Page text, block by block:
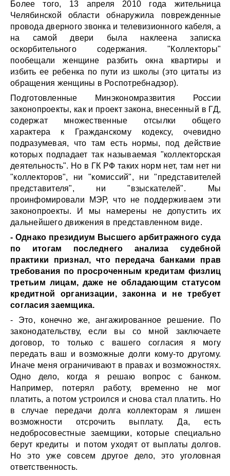
Более того, 13 апреля 2010 года жительница
Челябинской области обнаружила поврежденные
провода дверного звонка и телевизионного кабеля, а
на самой двери была наклеена записка
оскорбительного содержания. "Коллекторы"
пообещали женщине разбить окна квартиры и
избить ее ребенка по пути из школы (это цитаты из
обращения женщины в Роспотребнадзор).
Подготовленные Минэкономразвития России
законопроекты, как и проект закона, внесенный в ГД,
содержат множественные отсылки общего
характера к Гражданскому кодексу, очевидно
подразумевая, что там есть нормы, под действие
которых подпадает так называемая "коллекторская
деятельность". Но в ГК РФ таких норм нет, там нет ни
"коллекторов", ни "комиссий", ни "представителей
представителя", ни "взыскателей". Мы
проинфомировали МЭР, что не поддерживаем эти
законопроекты. И мы намерены не допустить их
дальнейшего движения в представленном виде.
- Однако президиум Высшего арбитражного суда
по итогам последнего анализа судебной
практики признал, что передача банками прав
требования по просроченным кредитам физлиц
третьим лицам, даже не обладающим статусом
кредитной организации, законна и не требует
согласия заемщика.
- Это, конечно же, ангажированное решение. По
законодательству, если вы со мной заключаете
договор, то только с вашего согласия я могу
передать ваш и возможные долги кому-то другому.
Иначе меня ограничивают в правах и возможностях.
Одно дело, когда я решаю вопрос с банком.
Например, потерял работу, временно не мог
платить, а потом устроился и снова стал платить. Но
в случае передачи долга коллекторам я лишен
возможности отсрочить выплату. Да, есть
недобросовестные заемщики, которые специально
берут кредиты и потом уходят от выплаты долгов.
Но это уже совсем другое дело, это уголовная
ответственность.